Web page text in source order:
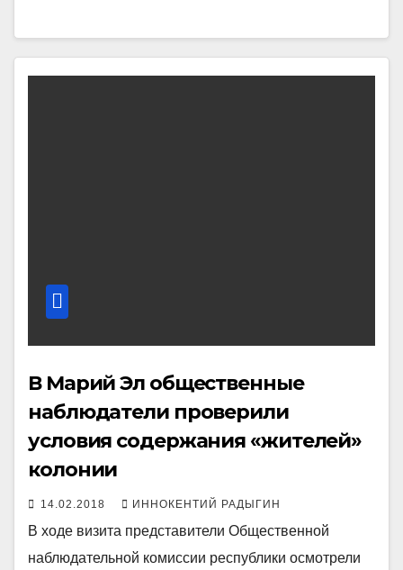
В Марий Эл общественные
наблюдатели проверили
условия содержания «жителей»
колонии
14.02.2018 ИННОКЕНТИЙ РАДЫГИН
В ходе визита представители Общественной
наблюдательной комиссии республики осмотрели